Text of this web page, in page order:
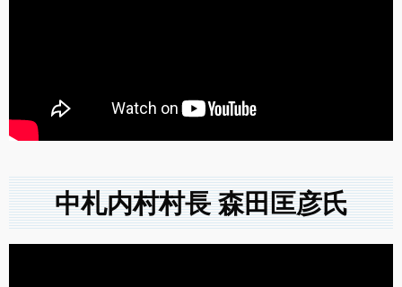
中札内村村長 森田匡彦氏